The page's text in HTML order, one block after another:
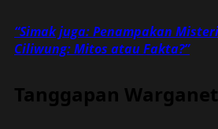
“Simak juga: Penampakan
Ciliwung: Mitos atau Fakta?”
Tanggapan